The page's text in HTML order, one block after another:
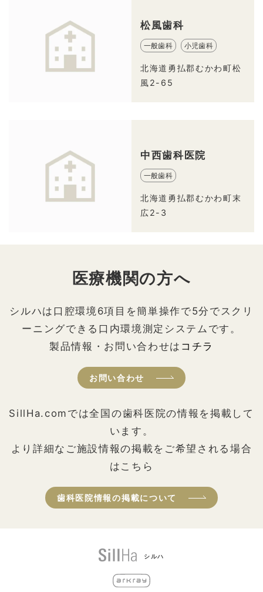
松風歯科
一般歯科 小児歯科
北海道勇払郡むかわ町松
風2-65
中西歯科医院
一般歯科
北海道勇払郡むかわ町末
広2-3
医療機関の方へ
シルハは口腔環境6項目を簡単操作で5分でスクリ
ーニングできる口内環境測定システムです。
製品情報・お問い合わせは コチラ
お問い合わせ
SillHa.comでは全国の歯科医院の情報を掲載して
います。
より詳細なご施設情報の掲載をご希望される場合
はこちら
歯科医院情報の掲載について
シルハ